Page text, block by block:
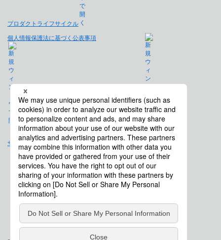
プロダクトライフサイクル
個人情報保護法に基づく公表事項
免責事項
サイトマップ
会社概要